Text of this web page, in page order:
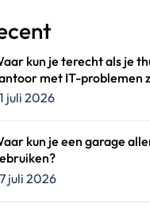
kun je terecht als je
met IT-problemen
juli 2026
kun je een garage
juli 2026